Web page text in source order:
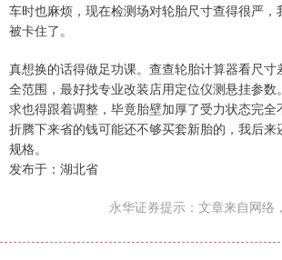
车时也麻烦，现在检测场对轮胎尺寸查得很严，
被卡住了。
真想换的话得做足功课。查查轮胎计算器看尺
全范围，最好找专业改装店用定位仪测悬挂参
求也得跟着调整，毕竟胎壁加厚了受力状态完
折腾下来省的钱可能还不够买套新胎的，我后
规格。
发布于：湖北省
永华证券提示：文章来自网络